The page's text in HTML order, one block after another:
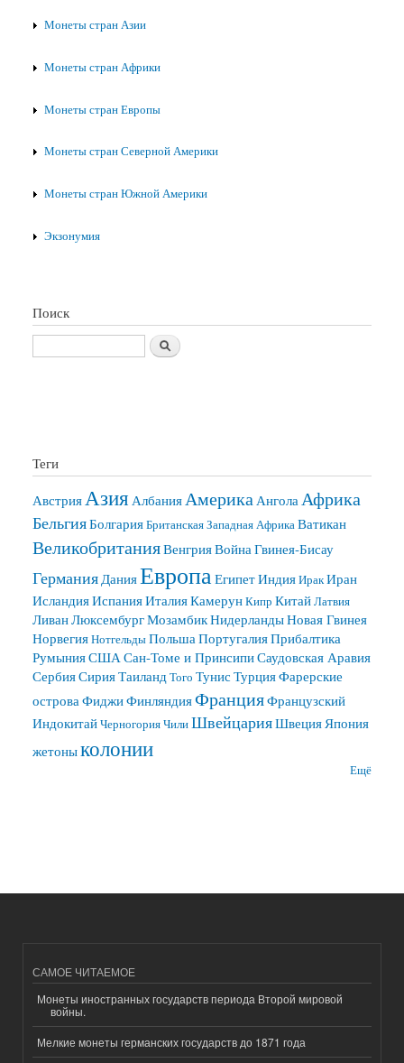
Монеты стран Азии
Монеты стран Африки
Монеты стран Европы
Монеты стран Северной Америки
Монеты стран Южной Америки
Экзонумия
Поиск
Теги
Австрия Азия АлбанияАмерика Ангола Африка
БельгияБолгарияБританская Западная АфрикаВатикан
ВеликобританияВенгрияВойна Гвинея-Бисау
Германия ДанияЕвропаЕгипетИндияИракИран
ИсландияИспанияИталияКамерунКипр КитайЛатвия
ЛиванЛюксембургМозамбикНидерландыНовая Гвинея
НорвегияНотгельдыПольша ПортугалияПрибалтика
РумынияСША Сан-Томе и ПринсипиСаудовская Аравия
СербияСирияТаиланд Того Тунис ТурцияФарерские
острова ФиджиФинляндияФранцияФранцузский
ИндокитайЧерногорияЧилиШвейцарияШвеция Япония
жетоныколонии
Ещё
САМОЕ ЧИТАЕМОЕ
Монеты иностранных государств периода Второй мировой
войны.
Мелкие монеты германских государств до 1871 года